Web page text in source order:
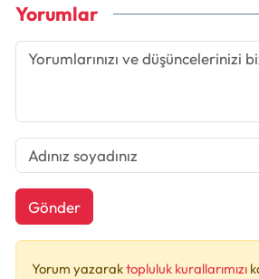
Yorumlar
Gönder
Yorum yazaraktopluluk kurallarımızı